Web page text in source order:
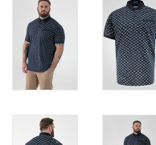
JACKS / JASSEN
WERKKLEDING
DAMES